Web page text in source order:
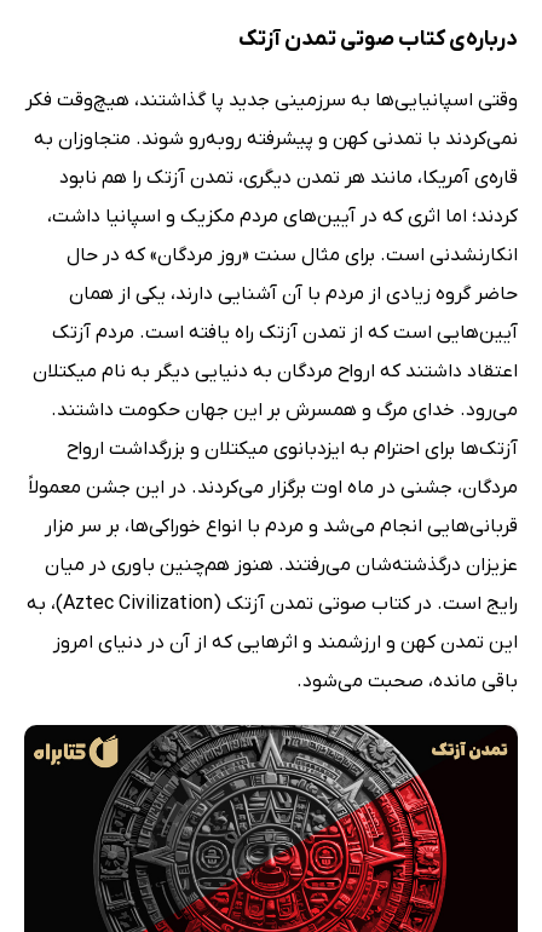
درباره‌ی کتاب صوتی تمدن آزتک
وقتی اسپانیایی‌ها به سرزمینی جدید پا گذاشتند، هیچ‌وقت فکر
نمی‌کردند با تمدنی کهن و پیشرفته روبه‌رو شوند. متجاوزان به
قاره‌ی آمریکا، مانند هر تمدن دیگری، تمدن آزتک را هم نابود
کردند؛ اما اثری که در آیین‌های مردم مکزیک و اسپانیا داشت،
انکارنشدنی است. برای مثال سنت «روز مردگان» که در حال
حاضر گروه زیادی از مردم با آن آشنایی دارند، یکی از همان
آیین‌هایی است که از تمدن آزتک راه یافته است. مردم آزتک
اعتقاد داشتند که ارواح مردگان به دنیایی دیگر به نام میکتلان
می‌رود. خدای مرگ و همسرش بر این جهان حکومت داشتند.
آزتک‌ها برای احترام به ایزدبانوی میکتلان و بزرگداشت ارواح
مردگان، جشنی در ماه اوت برگزار می‌کردند. در این جشن معمولاً
قربانی‌هایی انجام می‌شد و مردم با انواع خوراکی‌ها، بر سر مزار
عزیزان درگذشته‌شان می‌رفتند. هنوز هم‌چنین باوری در میان
رایج است. در کتاب صوتی تمدن آزتک (Aztec Civilization)، به
این تمدن کهن و ارزشمند و اثرهایی که از آن در دنیای امروز
باقی مانده، صحبت می‌شود.